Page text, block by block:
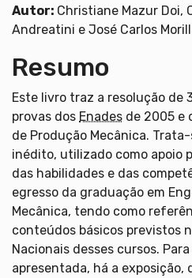
Autor: Christiane Mazur Doi,
Andreatini e José Carlos
Resumo
Este livro traz a resolução de
provas dos Enades de 2005 e
de Produção Mecânica.
inédito, utilizado como apoio
das habilidades e das
egresso da graduação em
Mecânica, tendo como
conteúdos básicos previstos
Nacionais desses cursos.
apresentada, há a